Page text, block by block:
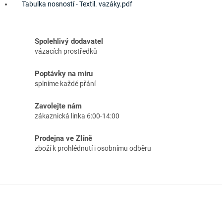
Tabulka nosností - Textil. vazáky.pdf
Spolehlivý dodavatel
vázacích prostředků
Poptávky na míru
splníme každé přání
Zavolejte nám
zákaznická linka 6:00-14:00
Prodejna ve Zlíně
zboží k prohlédnutí i osobnímu odběru